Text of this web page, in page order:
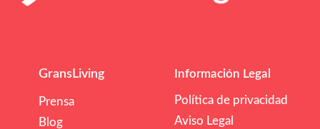
GransLiving
Prensa
Blog
Información Legal
Política de privacidad
Aviso Legal